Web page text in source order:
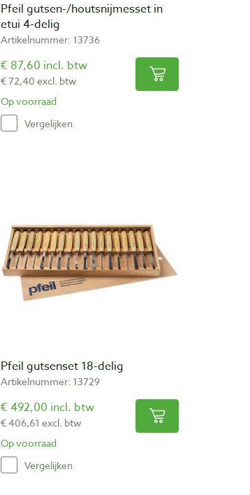
Pfeil gutsen-/houtsnijmesset in
etui 4-delig
Artikelnummer: 13736
€ 87,60 incl. btw
€ 72,40 excl. btw
Op voorraad
Vergelijken
Pfeil gutsenset 18-delig
Artikelnummer: 13729
€ 492,00 incl. btw
€ 406,61 excl. btw
Op voorraad
Vergelijken